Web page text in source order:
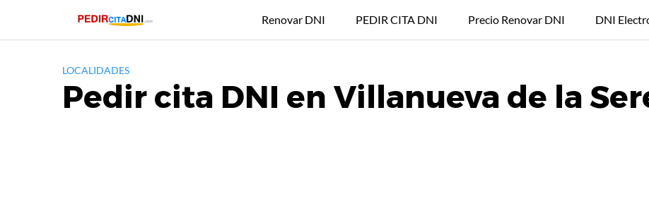
contenido
Renovar DNI PEDIR CITA DNI Precio Renovar DNI DNI
LOCALIDADES
Pedir cita DNI en Villanueva de la